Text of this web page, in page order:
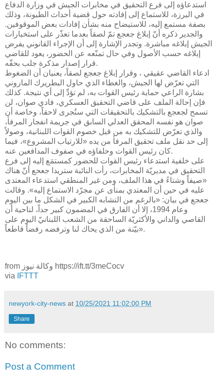
استدعاؤه إلى فرع التحقيق في مخابرات الجيش في وزارة الدفاع
في اليرزة، للاستماع إلى إفادته حول قضية أحداث الطيونة، وذلك
بصفة مستمع إليه، للاستيضاح منه بشأن إفادات بعض الموقوفين.
والجدير ذكره أنّ إبلاغ جعجع تمّ لصقاً بعدما تعذّر على استخبارات
الجيش إبلاغه مباشرة. وتجدر الإشارة إلى أن الإجراء القانوني يفرض
إبلاغه حسب الأصول وفي حال تمنّعه عن الحضور، يعود للقاضي
قرار إصدار مذكرة جلب بحقّه.
ادعاء القاضي عقيقي ، وقرار إبلاغ جعجع لصقاً، يعنيان أن الضغوط
التي تعرّض لها الجيش، والغطاء الذي حاول البطريرك الماروني
بشارة الراعي حماية رئيس القوات به، لم تؤدِّ إلى أي نتيجة. كذلك
فإن إحالة الملف على قاضي التحقيق العسكري، فادي صوان، لن
تسمح لجعجع بالتشكيك بالتحقيقات التي ستُجرى لاحقاً، وخاصة أن
صوان هو نفسه المحقق العدلي السابق في جريمة انفجار المرفأ،
والذي تعرّض للتشكيك به من قبل خصوم القوات اللبنانية، وصولاً
إلى حد نقل ملف تحقيق المرفأ من يده «للارتياب المشروع»، فيما
كان رئيس القوات وحلفاؤه في صفوف المدافعين عنه.
على خلفية استدعاء رئيس القوات للحضور كمستمَع إليه إلى فرع
التحقيق في مديريّة المخابرات، رأت النائبة ستريدا جعحع أنّ هناك
«صيفاً وشتاءً في هذا الملف، ومن غير المنطقي استدعاء المعتدى
عليه في حين أن المعتدي بمنأى عن مجرّد الاستماع إليه». وقالت
جعجع في بيان: «بالرغم من التشابه الكبير في الشكل ما بين اليوم
وعام 1994، إلا أن الفارق في المضمون كبير جداً، لناحية أن
القاصي والداني والأكثريّة الساحقة من الشعب اللبنانيّ اليوم على
بيّنة من الذي يحاك لنا وترفضه رفضاً قاطعاً».
from وكالة نيوز https://ift.tt/3meCocv
via
IFTTT
newyork-city-news at 10/25/2021 11:02:00 PM
Share
No comments:
Post a Comment